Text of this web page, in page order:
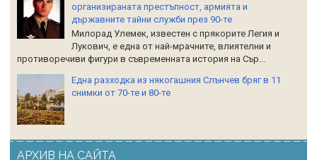
организираната престъпност, армията и
държавните тайни служби през 90-те
Милорад Улемек, известен с прякорите Легия и
Лукович, е една от най-мрачните, влиятелни и
противоречиви фигури в съвременната история на Сър...
Една разходка из някогашния Слънчев бряг в 11
снимки от 70-те и 80-те
АРХИВ НА САЙТА